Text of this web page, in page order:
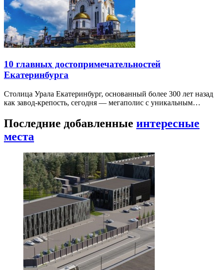
10 главных достопримечательностей
Екатеринбурга
Столица Урала Екатеринбург, основанный более 300 лет назад
как завод-крепость, сегодня — мегаполис с уникальным…
Последние добавленные интересные
места